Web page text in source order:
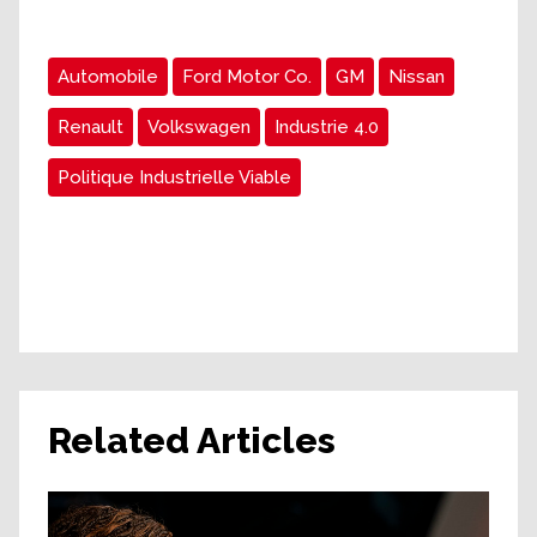
Automobile Ford Motor Co. GM Nissan
Renault Volkswagen Industrie 4.0
Politique Industrielle Viable
Related Articles